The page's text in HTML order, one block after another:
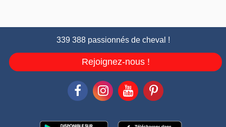
339 388 passionnés de cheval !
Rejoignez-nous !